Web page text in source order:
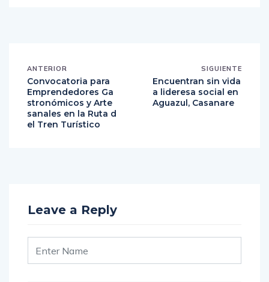
ANTERIOR
Convocatoria para
Emprendedores Ga
stronómicos y Arte
sanales en la Ruta d
el Tren Turístico
SIGUIENTE
Encuentran sin vida
a lideresa social en
Aguazul, Casanare
Leave a Reply